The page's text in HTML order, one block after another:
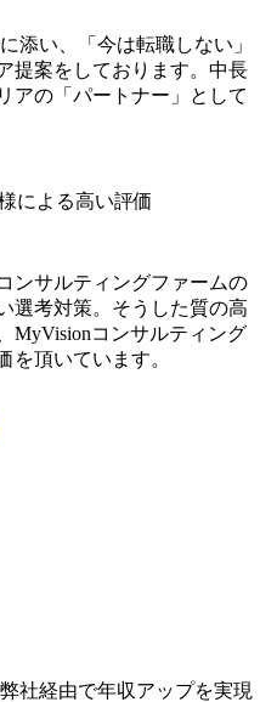
SU】 ・SCM/ECMデータ・
SCM Strategy Unit(Strategy
ンサルタント(SCS SUオー
当日は全体での会社説明な
を予定しています ※1名あた
間半程度を想定しています
べく空けないよう調整して
ースもございます オンライ
ベイン東京オフィス(六本木)
タントとの食事会、プロジ
ショップなどを実施します
採用面接を実施する予定で
調整いたします 初回プロ
※東京オフィスのみのご応
を含めたご応募はお受けい
い ● フルタイムでの職務経
オフィスのコンサルタント
● 英語・日本語ともにビジ
語でない方は日本語能力
ベルの日本語力(会話・読解
添い、「今は転職しない」
提案をしております。中長
アの「パートナー」として
による高い評価
ンサルティングファームの
選考対策。そうした質の高
MyVisionコンサルティング
を頂いています。
社経由で年収アップを実現